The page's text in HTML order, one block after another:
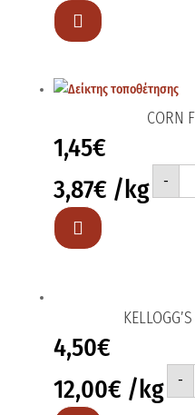

CORN
1,45€
3,87€ /kg -

4,50€
12,00€ /kg -